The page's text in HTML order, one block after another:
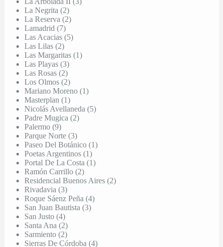
La Negrita (2)
La Reserva (2)
Lamadrid (7)
Las Acacias (5)
Las Lilas (2)
Las Margaritas (1)
Las Playas (3)
Las Rosas (2)
Los Olmos (2)
Mariano Moreno (1)
Masterplan (1)
Nicolás Avellaneda (5)
Padre Mugica (2)
Palermo (9)
Parque Norte (3)
Paseo Del Botánico (1)
Poetas Argentinos (1)
Portal De La Costa (1)
Ramón Carrillo (2)
Residencial Buenos Aires (2)
Rivadavia (3)
Roque Sáenz Peña (4)
San Juan Bautista (3)
San Justo (4)
Santa Ana (2)
Sarmiento (2)
Sierras De Córdoba (4)